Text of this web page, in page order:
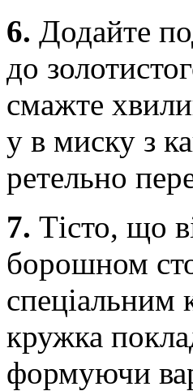
6. Додайте
до
смажте
у в миску з
ретельно
7. Тісто, що
борошном
спеціальним
кружка
формуючи